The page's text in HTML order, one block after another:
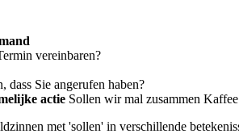
vereinbaren?
dass Sie angerufen haben?
actie Sollen wir mal zusammen
met 'sollen' in verschillende